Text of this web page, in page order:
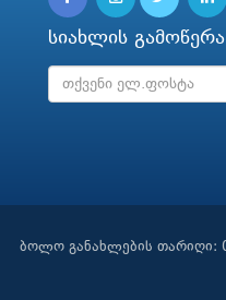
სიახლის გამოწერა
ბოლო განახლების თარიღი: